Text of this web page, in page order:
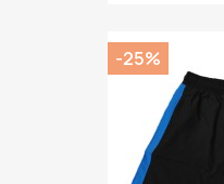
-25%